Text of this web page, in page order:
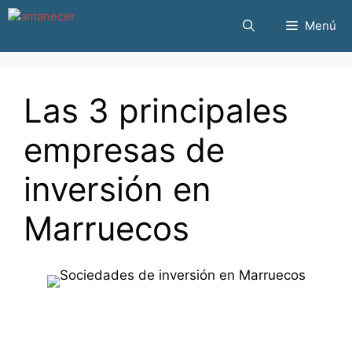
Saltar
contenido
Menú
Las 3 principales
empresas de
inversión en
Marruecos